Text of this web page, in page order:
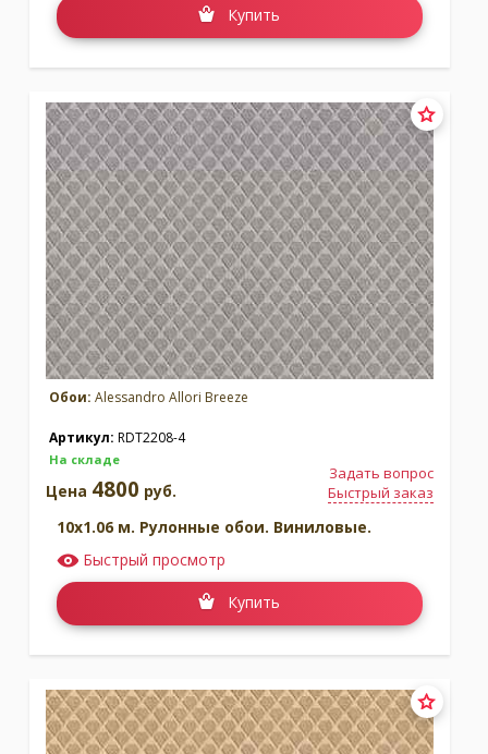
Купить
Обои: Alessandro Allori Breeze
Артикул: RDT2208-4
На складе
Задать вопрос
Быстрый заказ
Цена 4800 руб.
10x1.06 м. Рулонные обои. Виниловые.
Быстрый просмотр
Купить